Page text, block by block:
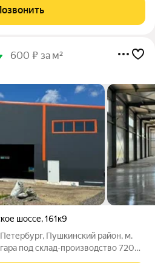
площадью 1000, 1440 м.
600 ₽ за м²
шоссе,161к9
Пушкинский район, м.
под склад-производство 720